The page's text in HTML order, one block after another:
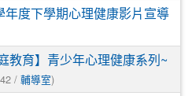
年度下學期心理健康影片宣導
教育】青少年心理健康系列~
/ 輔導室)